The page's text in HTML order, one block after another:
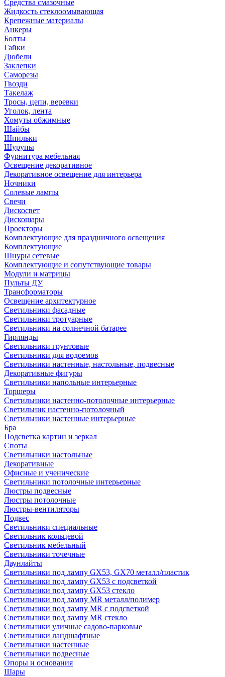
Средства смазочные
Жидкость стеклоомывающая
Крепежные материалы
Анкеры
Болты
Гайки
Дюбели
Заклепки
Саморезы
Гвозди
Такелаж
Тросы, цепи, веревки
Уголок, лента
Хомуты обжимные
Шайбы
Шпильки
Шурупы
Фурнитура мебельная
Освещение декоративное
Декоративное освещение для интерьера
Ночники
Солевые лампы
Свечи
Дискосвет
Дискошары
Проекторы
Комплектующие для праздничного освещения
Комплектующие
Шнуры сетевые
Комплектующие и сопутствующие товары
Модули и матрицы
Пульты ДУ
Трансформаторы
Освещение архитектурное
Светильники фасадные
Светильники тротуарные
Светильники на солнечной батарее
Гирлянды
Светильники грунтовые
Светильники для водоемов
Светильники настенные, настольные, подвесные
Декоративные фигуры
Светильники напольные интерьерные
Торшеры
Светильники настенно-потолочные интерьерные
Светильник настенно-потолочный
Светильники настенные интерьерные
Бра
Подсветка картин и зеркал
Споты
Светильники настольные
Декоративные
Офисные и ученические
Светильники потолочные интерьерные
Люстры подвесные
Люстры потолочные
Люстры-вентиляторы
Подвес
Светильники специальные
Светильник кольцевой
Светильник мебельный
Светильники точечные
Даунлайты
Светильники под лампу GX53, GX70 металл/пластик
Светильники под лампу GX53 с подсветкой
Светильники под лампу GX53 стекло
Светильники под лампу MR металл/полимер
Светильники под лампу MR с подсветкой
Светильники под лампу MR стекло
Светильники уличные садово-парковые
Светильники ландшафтные
Светильники настенные
Светильники подвесные
Опоры и основания
Шары